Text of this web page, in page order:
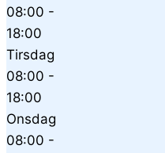
08:00 -
18:00
Tirsdag
08:00 -
18:00
Onsdag
08:00 -